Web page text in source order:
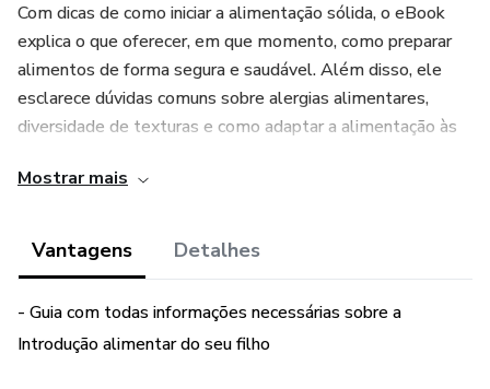
Com dicas de como iniciar a alimentação sólida, o eBook
explica o que oferecer, em que momento, como preparar
alimentos de forma segura e saudável. Além disso, ele
esclarece dúvidas comuns sobre alergias alimentares,
diversidade de texturas e como adaptar a alimentação às
que os pais se sintam confiantes e preparados para nutrir
da alimentação complementar.
eBook ajuda a tornar a introdução alimentar uma
experiência mais tranquila e prazerosa tanto para os bebês
Mostrar mais
Vantagens Detalhes
- Guia com todas informações necessárias sobre a
Introdução alimentar do seu filho